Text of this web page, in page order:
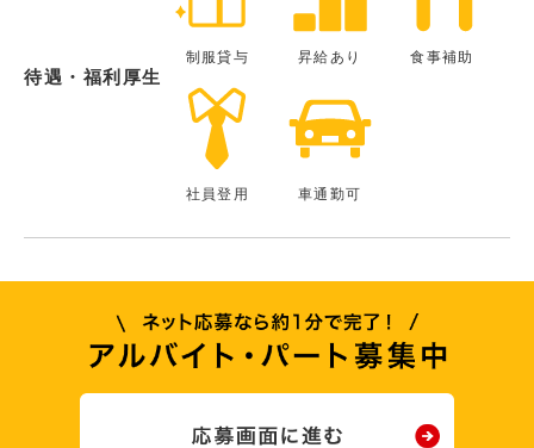
待遇・福利厚生
制服貸与 昇給あり 食事補助
社員登用 車通勤可